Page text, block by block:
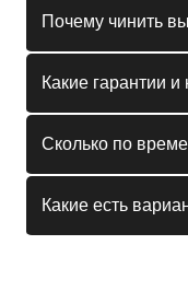
Почему чинить
Какие гарантии и
Сколько по
Какие есть